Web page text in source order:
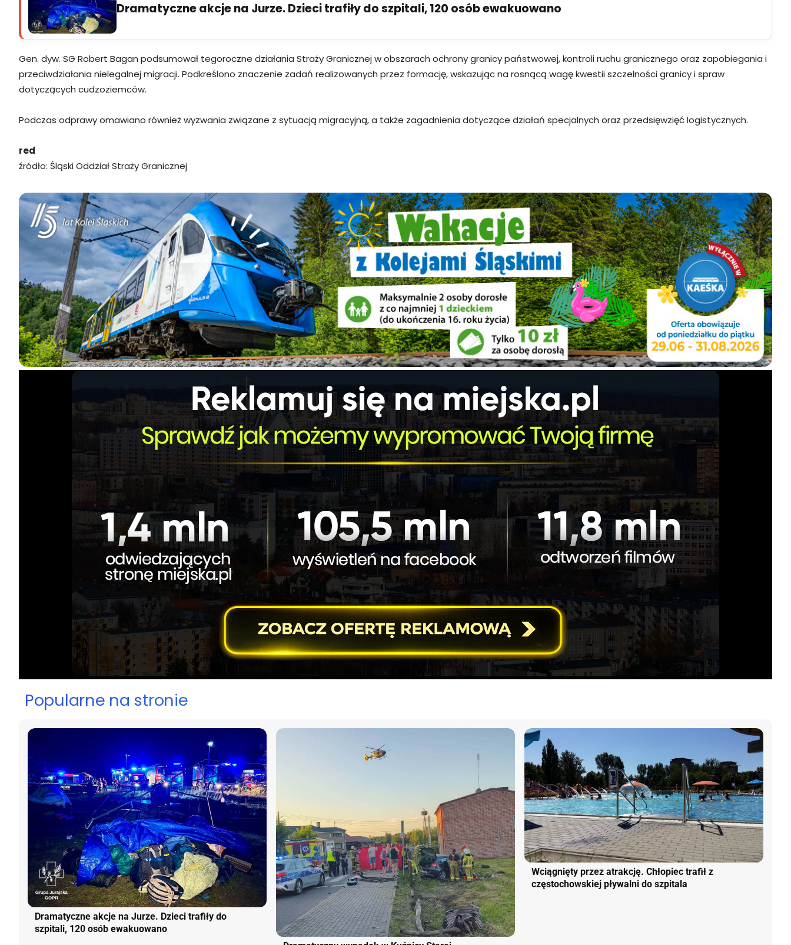
Dramatyczne akcje na Jurze. Dzieci trafiły do szpitali, 120 osób ewakuowano
Gen. dyw. SG Robert Bagan podsumował tegoroczne działania Straży Granicznej w obszarach ochrony granicy państwowej, kontroli ruchu granicznego oraz zapobiegania i
przeciwdziałania nielegalnej migracji. Podkreślono znaczenie zadań realizowanych przez formację, wskazując na rosnącą wagę kwestii szczelności granicy i spraw
dotyczących cudzoziemców.
Podczas odprawy omawiano również wyzwania związane z sytuacją migracyjną, a także zagadnienia dotyczące działań specjalnych oraz przedsięwzięć logistycznych.
red
źródło: Śląski Oddział Straży Granicznej
Popularne na stronie
Dramatyczne akcje na Jurze. Dzieci trafiły do
szpitali, 120 osób ewakuowano
Wciągnięty przez atrakcję. Chłopiec trafił z
częstochowskiej pływalni do szpitala